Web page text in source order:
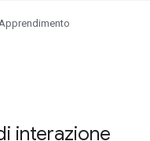
interazione